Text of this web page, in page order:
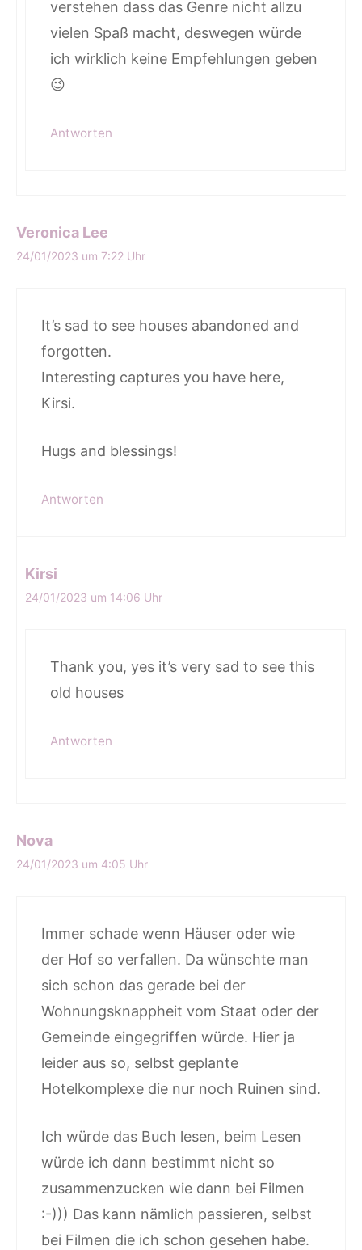
verstehen dass das Genre nicht allzu
vielen Spaß macht, deswegen würde
ich wirklich keine Empfehlungen geben
😉
Antworten
Veronica Lee
24/01/2023 um 7:22 Uhr
It’s sad to see houses abandoned and
forgotten.
Interesting captures you have here,
Kirsi.
Hugs and blessings!
Antworten
Kirsi
24/01/2023 um 14:06 Uhr
Thank you, yes it’s very sad to see this
old houses
Antworten
Nova
24/01/2023 um 4:05 Uhr
Immer schade wenn Häuser oder wie
der Hof so verfallen. Da wünschte man
sich schon das gerade bei der
Wohnungsknappheit vom Staat oder der
Gemeinde eingegriffen würde. Hier ja
leider aus so, selbst geplante
Hotelkomplexe die nur noch Ruinen sind.
Ich würde das Buch lesen, beim Lesen
würde ich dann bestimmt nicht so
zusammenzucken wie dann bei Filmen
:-))) Das kann nämlich passieren, selbst
bei Filmen die ich schon gesehen habe.